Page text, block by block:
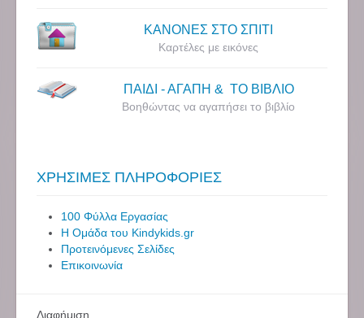
ΚΑΝΟΝΕΣ ΣΤΟ ΣΠΙΤΙ
Καρτέλες με εικόνες
ΠΑΙΔΙ - ΑΓΑΠΗ & ΤΟ ΒΙΒΛΙΟ
Βοηθώντας να αγαπήσει το βιβλίο
ΧΡΗΣΙΜΕΣ ΠΛΗΡΟΦΟΡΙΕΣ
100 Φύλλα Εργασίας
Η Ομάδα του Kindykids.gr
Προτεινόμενες Σελίδες
Επικοινωνία
Διαφήμιση